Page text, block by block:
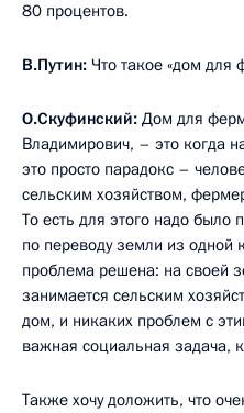
80 процентов.
В.Путин: Что такое «дом для
О.Скуфинский: Дом для
Владимирович, – это когда
это просто парадокс –
сельским хозяйством,
То есть для этого надо было
по переводу земли из одной
проблема решена: на своей
занимается сельским
дом, и никаких проблем с
важная социальная задача,
Также хочу доложить, что